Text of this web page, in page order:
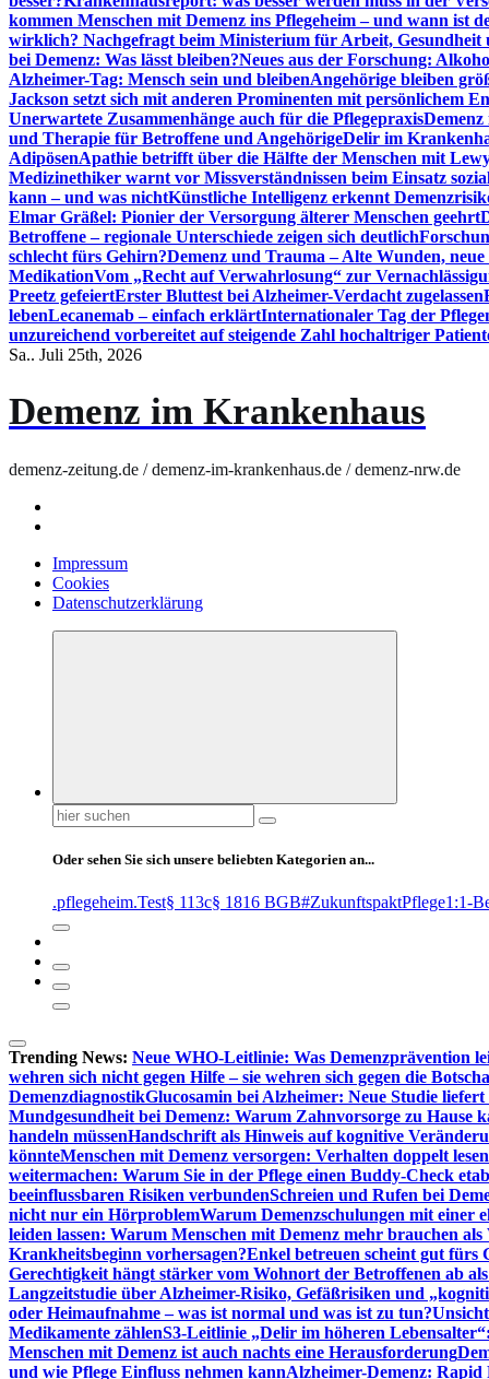
kommen Menschen mit Demenz ins Pflegeheim – und wann ist
wirklich? Nachgefragt beim Ministerium für Arbeit, Gesundheit
bei Demenz: Was lässt bleiben?Neues aus der Forschung:
Alzheimer-Tag: Mensch sein und bleibenAngehörige bleiben
Jackson setzt sich mit anderen Prominenten mit persönlichem
Unerwartete Zusammenhänge auch für die Pflegepraxis
und Therapie für Betroffene und AngehörigeDelir im
AdipösenApathie betrifft über die Hälfte der Menschen mit
Medizinethiker warnt vor Missverständnissen beim Einsatz
kann – und was nichtKünstliche Intelligenz erkennt
Elmar Gräßel: Pionier der Versorgung älterer Menschen geehrt
Betroffene – regionale Unterschiede zeigen sich deutlich
schlecht fürs Gehirn?Demenz und Trauma – Alte Wunden,
MedikationVom „Recht auf Verwahrlosung“ zur
Preetz gefeiertErster Bluttest bei Alzheimer-Verdacht zugelassen
lebenLecanemab – einfach erklärtInternationaler Tag der
unzureichend vorbereitet auf steigende Zahl hochaltriger
Sa.. Juli 25th, 2026
Demenz im Krankenhaus
demenz-zeitung.de / demenz-im-krankenhaus.de / demenz-nrw.de
Impressum
Cookies
Datenschutzerklärung
Suchen
nach:
Oder sehen Sie sich unsere beliebten Kategorien an...
.pflegeheim.Test§ 113c§ 1816 BGB#ZukunftspaktPflege1:1-
Trending News: Neue WHO-Leitlinie: Was Demenzprävention
wehren sich nicht gegen Hilfe – sie wehren sich gegen die
DemenzdiagnostikGlucosamin bei Alzheimer: Neue Studie
Mundgesundheit bei Demenz: Warum Zahnvorsorge zu Hause
handeln müssenHandschrift als Hinweis auf kognitive
könnteMenschen mit Demenz versorgen: Verhalten doppelt lesen
weitermachen: Warum Sie in der Pflege einen Buddy-Check
beeinflussbaren Risiken verbundenSchreien und Rufen bei
nicht nur ein HörproblemWarum Demenzschulungen mit einer
leiden lassen: Warum Menschen mit Demenz mehr brauchen als
Krankheitsbeginn vorhersagen?Enkel betreuen scheint gut fürs
Gerechtigkeit hängt stärker vom Wohnort der Betroffenen ab
Langzeitstudie über Alzheimer-Risiko, Gefäßrisiken und
oder Heimaufnahme – was ist normal und was ist zu tun?
Medikamente zählenS3-Leitlinie „Delir im höheren
Menschen mit Demenz ist auch nachts eine Herausforderung
und wie Pflege Einfluss nehmen kannAlzheimer-Demenz: